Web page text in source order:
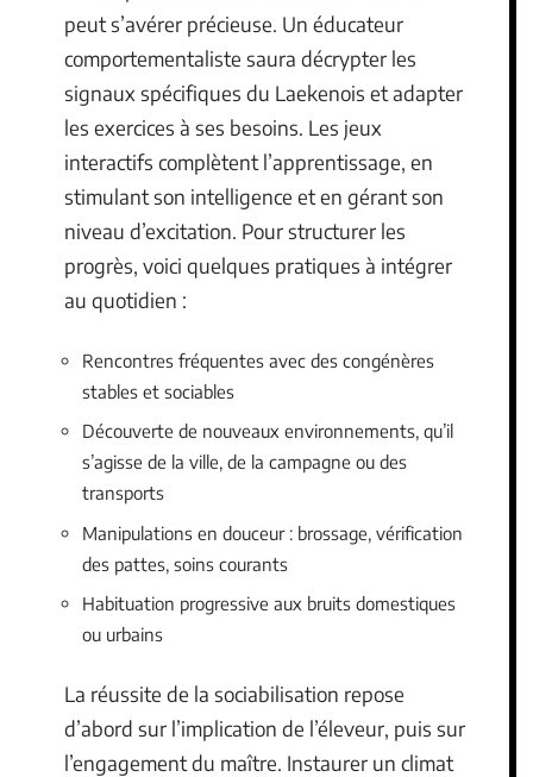
peut s’avérer précieuse. Un éducateur
comportementaliste saura décrypter les
signaux spécifiques du Laekenois et adapter
les exercices à ses besoins. Les jeux
interactifs complètent l’apprentissage, en
stimulant son intelligence et en gérant son
niveau d’excitation. Pour structurer les
progrès, voici quelques pratiques à intégrer
au quotidien :
Rencontres fréquentes avec des congénères
stables et sociables
Découverte de nouveaux environnements, qu’il
s’agisse de la ville, de la campagne ou des
transports
Manipulations en douceur : brossage, vérification
des pattes, soins courants
Habituation progressive aux bruits domestiques
ou urbains
La réussite de la sociabilisation repose
d’abord sur l’implication de l’éleveur, puis sur
l’engagement du maître. Instaurer un climat